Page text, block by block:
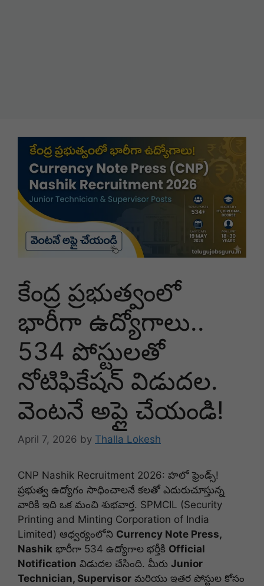
కేంద్ర ప్రభుత్వంలో
భారీగా ఉద్యోగాలు..
534 పోస్టులతో
నోటిఫికేషన్ విడుదల.
వెంటనే అప్లై చేయండి!
April 7, 2026 by Thalla Lokesh
CNP Nashik Recruitment 2026: హలో ఫ్రెండ్స్!
ప్రభుత్వ ఉద్యోగం సాధించాలనే కలతో ఎదురుచూస్తున్న
వారికి ఇది ఒక మంచి శుభవార్త. SPMCIL (Security
Printing and Minting Corporation of India
Limited) ఆధ్వర్యంలోని Currency Note Press,
Nashik భారీగా 534 ఉద్యోగాల భర్తీకి Official
Notification విడుదల చేసింది. మీరు Junior
Technician, Supervisor మరియు ఇతర పోస్టుల కోసం